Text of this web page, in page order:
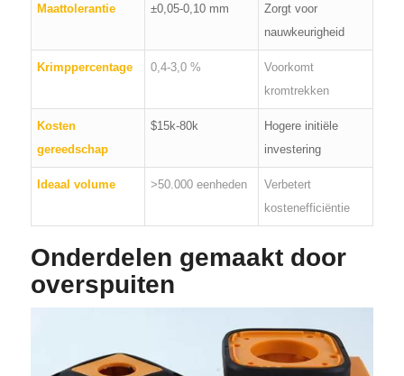
Maattolerantie ±0,05-0,10 mm
Zorgt voor
nauwkeurigheid
Krimppercentage 0,4-3,0 %
Voorkomt
kromtrekken
Kosten
gereedschap
$15k-80k
Hogere initiële
investering
Ideaal volume >50.000 eenheden
Verbetert
kostenefficiëntie
Onderdelen gemaakt door
overspuiten